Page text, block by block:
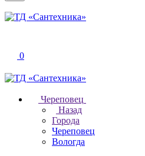
0
Череповец
Назад
Города
Череповец
Вологда